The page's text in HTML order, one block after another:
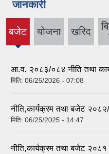
जानकारी
बजेट
(active
tab)
योजना खरिद
आ.व. २०८३/०८४ नीति तथा
मिति: 06/25/2026 - 07:08
नीति,कार्यक्रम तथा बजेट
मिति: 06/25/2025 - 14:47
नीति,कार्यक्रम तथा बजेट